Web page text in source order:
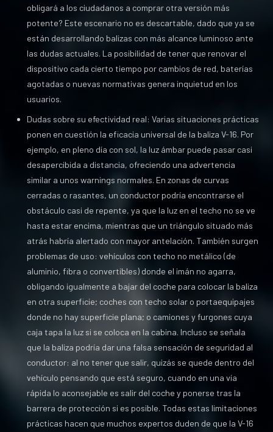
obligará a los ciudadanos a comprar otra versión más
potente? Este escenario no es descartable, dado que ya se
están desarrollando balizas con más alcance luminoso ante
las dudas actuales. La posibilidad de tener que renovar el
dispositivo cada cierto tiempo por cambios de red, baterías
agotadas o nuevas normativas genera inquietud en los
usuarios.
Dudas sobre su efectividad real: Varias situaciones prácticas
ponen en cuestión la eficacia universal de la baliza V-16. Por
ejemplo, en pleno día con sol, la luz ámbar puede pasar casi
desapercibida a distancia, ofreciendo una advertencia
similar a unos warnings normales. En zonas de curvas
cerradas o rasantes, un conductor podría encontrarse el
obstáculo casi de repente, ya que la luz en el techo no se ve
hasta estar encima, mientras que un triángulo situado más
atrás habría alertado con mayor antelación. También surgen
problemas de uso: vehículos con techo no metálico (de
aluminio, fibra o convertibles) donde el imán no agarra,
obligando igualmente a bajar del coche para colocar la baliza
en otra superficie; coches con techo solar o portaequipajes
donde no hay superficie plana; o camiones y furgones cuya
caja tapa la luz si se coloca en la cabina. Incluso se señala
que la baliza podría dar una falsa sensación de seguridad al
conductor: al no tener que salir, quizás se quede dentro del
vehículo pensando que está seguro, cuando en una vía
rápida lo aconsejable es salir del coche y ponerse tras la
barrera de protección si es posible. Todas estas limitaciones
prácticas hacen que muchos expertos duden de que la V-16